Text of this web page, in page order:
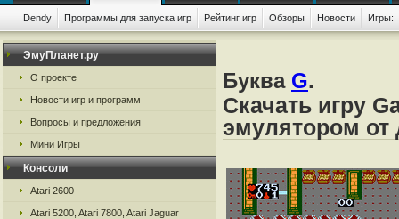
Dendy Программы для запуска игр Рейтинг игр Обзоры Новости Игры:
ЭмуПланет.ру
О проекте
Новости игр и программ
Вопросы и предложения
Мини Игры
Консоли
Atari 2600
Atari 5200, Atari 7800, Atari Jaguar
Буква G.
Скачать игру
эмулятором от